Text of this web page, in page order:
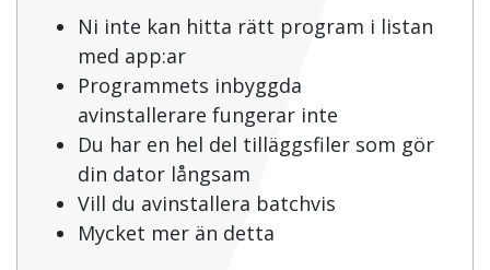
Ni inte kan hitta rätt program i listan
med app:ar
Programmets inbyggda
avinstallerare fungerar inte
Du har en hel del tilläggsfiler som gör
din dator långsam
Vill du avinstallera batchvis
Mycket mer än detta